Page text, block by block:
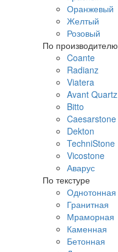
Оранжевый
Желтый
Розовый
По производителю
Coante
Radianz
Viatera
Avant Quartz
Bitto
Caesarstone
Dekton
TechniStone
Vicostone
Аварус
По текстуре
Однотонная
Гранитная
Мраморная
Каменная
Бетонная